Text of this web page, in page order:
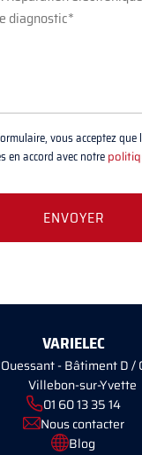
vous acceptez
en accord avec notre
VARIELEC
- Bâtiment D /
Villebon-sur-Yvette
01 60 13 35 14
Nous contacter
Blog